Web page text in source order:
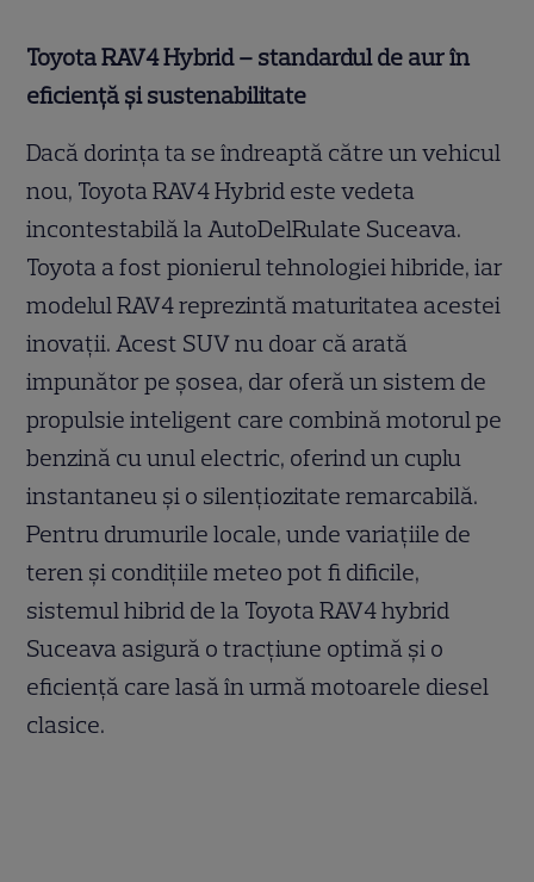
Toyota RAV4 Hybrid – standardul de aur în
eficiență și sustenabilitate
Dacă dorința ta se îndreaptă către un vehicul
nou, Toyota RAV4 Hybrid este vedeta
incontestabilă la AutoDelRulate Suceava.
Toyota a fost pionierul tehnologiei hibride, iar
modelul RAV4 reprezintă maturitatea acestei
inovații. Acest SUV nu doar că arată
impunător pe șosea, dar oferă un sistem de
propulsie inteligent care combină motorul pe
benzină cu unul electric, oferind un cuplu
instantaneu și o silențiozitate remarcabilă.
Pentru drumurile locale, unde variațiile de
teren și condițiile meteo pot fi dificile,
sistemul hibrid de la Toyota RAV4 hybrid
Suceava asigură o tracțiune optimă și o
eficiență care lasă în urmă motoarele diesel
clasice.